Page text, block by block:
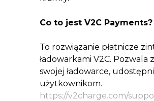
Co to jest V2C Payments?
To rozwiązanie płatnicze
ładowarkami V2C. Pozwala
swojej ładowarce,
użytkownikom.
https://v2charge.com/